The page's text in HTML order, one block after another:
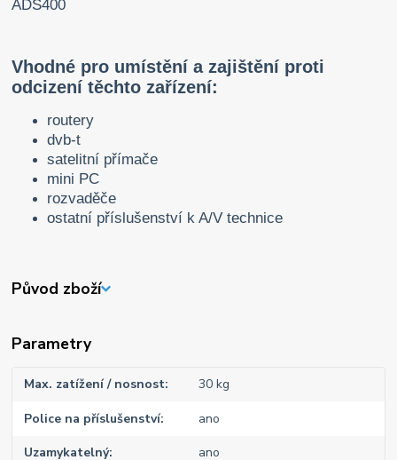
Vhodné pro umístění a zajištění proti
odcizení těchto zařízení:
routery
dvb-t
satelitní přímače
mini PC
rozvaděče
ostatní příslušenství k A/V technice
Původ zboží
Parametry
Max. zatížení / nosnost 30 kg
Police na příslušenství ano
Uzamykatelný ano